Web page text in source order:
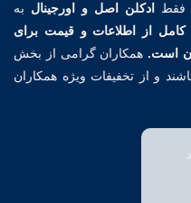
فقط ادکلن اصل و اورجینال به
از اطلاعات و قیمت برای
است. همکاران گرامی از بخش
و از تخفیفات ویژه همکاران